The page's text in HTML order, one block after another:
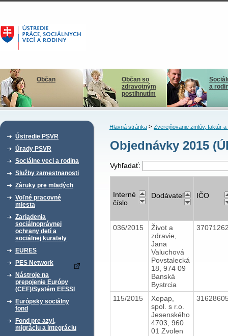
Občan
Občan so
zdravotným
postihnutím
a
Ústredie PSVR
Úrady PSVR
Sociálne veci a rodina
Služby zamestnanosti
Záruky pre mladých
Voľné pracovné
miesta
Zariadenia
sociálnoprávnej
ochrany detí a
sociálnej kurately
EURES
PES Network
Nástroje na
prepojenie Európy
(CEF)/Systém EESSI
Európsky sociálny
fond
Fond pre azyl,
migráciu a integráciu
Hlavná stránka> Zverejňovanie zmlúv, faktúr a
Objednávky 2015
Vyhľadať:
Interné
číslo
Dodávateľ IČO
036/2015
Život a
zdravie,
Jana
Valuchová
Povstalecká
18, 974 09
Banská
Bystrcia
115/2015
Xepap,
spol. s r.o.
Jesenského
4703, 960
01 Zvolen